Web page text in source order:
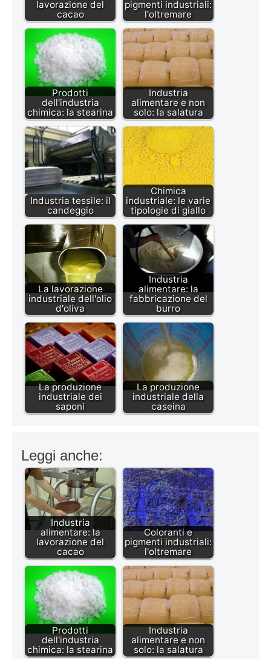
lavorazione del
cacao
pigmenti industriali:
l'oltremare
Prodotti
dell'industria
chimica: la stearina
Industria
alimentare e non
solo: la salatura
Industria tessile: il
candeggio
Chimica
industriale: le varie
tipologie di giallo
La lavorazione
industriale dell'olio
d'oliva
Industria
alimentare: la
fabbricazione del
burro
La produzione
industriale dei
saponi
La produzione
industriale della
caseina
Leggi anche:
Industria
alimentare: la
lavorazione del
cacao
Coloranti e
pigmenti industriali:
l'oltremare
Prodotti
dell'industria
chimica: la stearina
Industria
alimentare e non
solo: la salatura